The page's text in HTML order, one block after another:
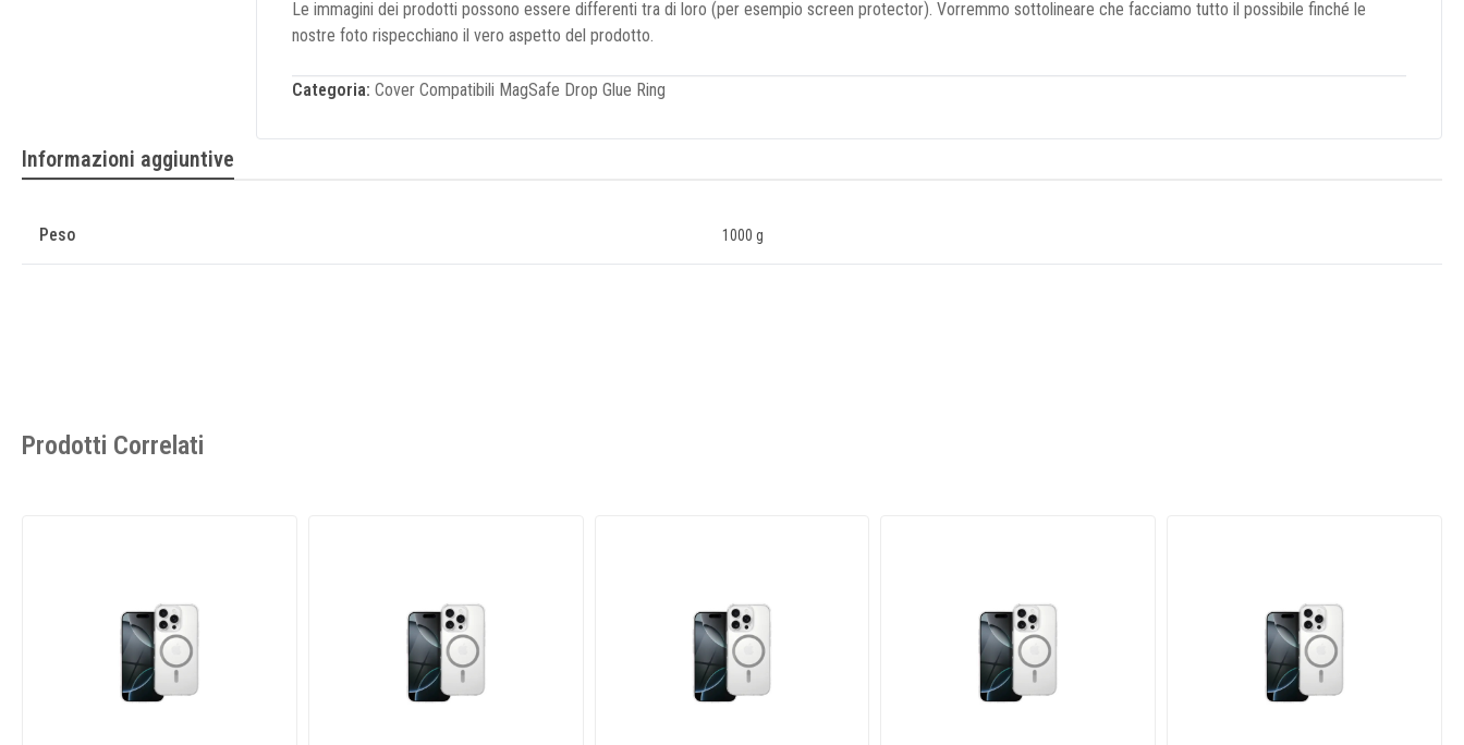
Le immagini dei prodotti possono essere differenti tra di loro (per esempio screen protector). Vorremmo sottolineare che facciamo tutto il possibile finché le
nostre foto rispecchiano il vero aspetto del prodotto.
Categoria: Cover Compatibili MagSafe Drop Glue Ring
Informazioni aggiuntive
Peso 1000 g
Prodotti Correlati